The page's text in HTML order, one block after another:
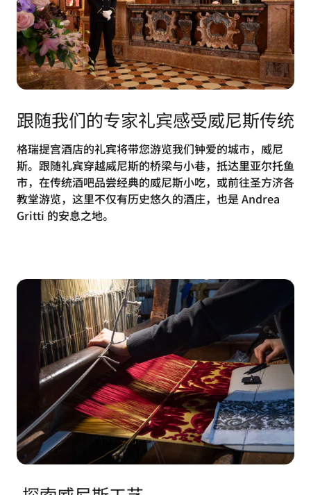
跟随我们的专家礼宾感受威尼斯传统
格瑞提宫酒店的礼宾将带您游览我们钟爱的城市，威尼
斯。跟随礼宾穿越威尼斯的桥梁与小巷，抵达里亚尔托鱼
市，在传统酒吧品尝经典的威尼斯小吃，或前往圣方济各
教堂游览，这里不仅有历史悠久的酒庄，也是 Andrea
Gritti 的安息之地。